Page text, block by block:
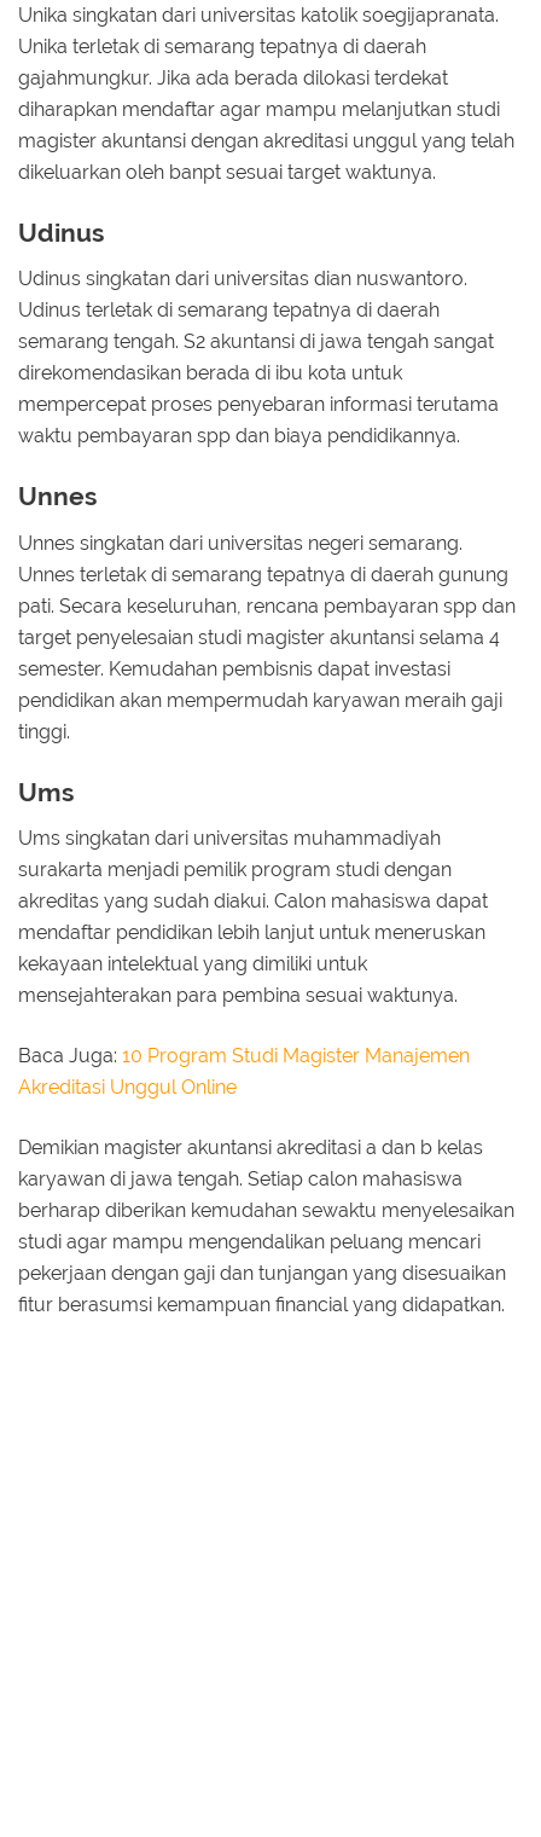
Unika singkatan dari universitas katolik soegijapranata.
Unika terletak di semarang tepatnya di daerah
gajahmungkur. Jika ada berada dilokasi terdekat
diharapkan mendaftar agar mampu melanjutkan studi
magister akuntansi dengan akreditasi unggul yang telah
dikeluarkan oleh banpt sesuai target waktunya.
Udinus
Udinus singkatan dari universitas dian nuswantoro.
Udinus terletak di semarang tepatnya di daerah
semarang tengah. S2 akuntansi di jawa tengah sangat
direkomendasikan berada di ibu kota untuk
mempercepat proses penyebaran informasi terutama
waktu pembayaran spp dan biaya pendidikannya.
Unnes
Unnes singkatan dari universitas negeri semarang.
Unnes terletak di semarang tepatnya di daerah gunung
pati. Secara keseluruhan, rencana pembayaran spp dan
target penyelesaian studi magister akuntansi selama 4
semester. Kemudahan pembisnis dapat investasi
pendidikan akan mempermudah karyawan meraih gaji
tinggi.
Ums
Ums singkatan dari universitas muhammadiyah
surakarta menjadi pemilik program studi dengan
akreditas yang sudah diakui. Calon mahasiswa dapat
mendaftar pendidikan lebih lanjut untuk meneruskan
kekayaan intelektual yang dimiliki untuk
mensejahterakan para pembina sesuai waktunya.
Baca Juga: 10 Program Studi Magister Manajemen
Akreditasi Unggul Online
Demikian magister akuntansi akreditasi a dan b kelas
karyawan di jawa tengah. Setiap calon mahasiswa
berharap diberikan kemudahan sewaktu menyelesaikan
studi agar mampu mengendalikan peluang mencari
pekerjaan dengan gaji dan tunjangan yang disesuaikan
fitur berasumsi kemampuan financial yang didapatkan.